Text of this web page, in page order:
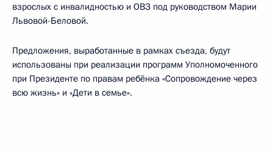
взрослых с инвалидностью и ОВЗ под руководством Марии
Львовой-Беловой.
Предложения, выработанные в рамках съезда, будут
использованы при реализации программ Уполномоченного
при Президенте по правам ребёнка «Сопровождение через
всю жизнь» и «Дети в семье».